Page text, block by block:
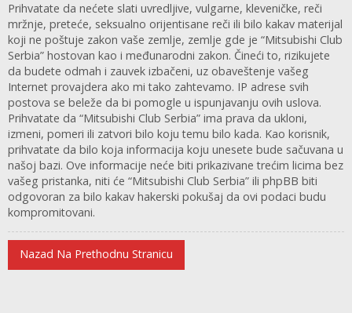
Prihvatate da nećete slati uvredljive, vulgarne, kleveničke, reči
mržnje, preteće, seksualno orijentisane reči ili bilo kakav materijal
koji ne poštuje zakon vaše zemlje, zemlje gde je “Mitsubishi Club
Serbia” hostovan kao i međunarodni zakon. Čineći to, rizikujete
da budete odmah i zauvek izbačeni, uz obaveštenje vašeg
Internet provajdera ako mi tako zahtevamo. IP adrese svih
postova se beleže da bi pomogle u ispunjavanju ovih uslova.
Prihvatate da “Mitsubishi Club Serbia” ima prava da ukloni,
izmeni, pomeri ili zatvori bilo koju temu bilo kada. Kao korisnik,
prihvatate da bilo koja informacija koju unesete bude sačuvana u
našoj bazi. Ove informacije neće biti prikazivane trećim licima bez
vašeg pristanka, niti će “Mitsubishi Club Serbia” ili phpBB biti
odgovoran za bilo kakav hakerski pokušaj da ovi podaci budu
kompromitovani.
Nazad Na Prethodnu Stranicu